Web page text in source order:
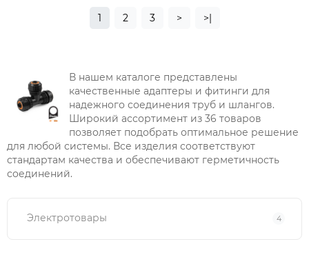
1 2 3 > >|
В нашем каталоге представлены
качественные адаптеры и фитинги для
надежного соединения труб и шлангов.
Широкий ассортимент из 36 товаров
позволяет подобрать оптимальное решение
для любой системы. Все изделия соответствуют
стандартам качества и обеспечивают герметичность
соединений.
Электротовары 4